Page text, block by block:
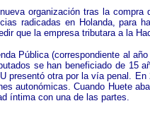
organización tras la
radicadas en Holanda, para
que la empresa tributara a la
Pública (correspondiente al
se han beneficiado de 15
otra por la vía penal.
autonómicas. Cuando Huete
íntima con una de las partes.